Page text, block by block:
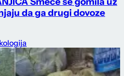
da ga drugi dovoze